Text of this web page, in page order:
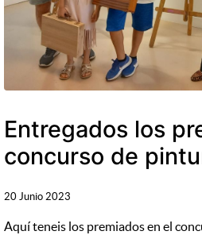
Entregados los
concurso de
20 Junio 2023
Aquí teneis los premiados en el